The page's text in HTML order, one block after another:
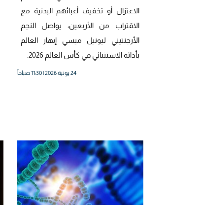
الاعتزال أو تخفيف أعبائهم البدنية مع
الاقتراب من الأربعين، يواصل النجم
الأرجنتيني ليونيل ميسي إبهار العالم
بأدائه الاستثنائي في كأس العالم 2026.
24 يونية 2026 | 11:30 صباحاً